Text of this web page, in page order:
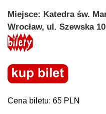
Miejsce: Katedra św.
Wrocław, ul. Szewska
Cena biletu: 65 PLN